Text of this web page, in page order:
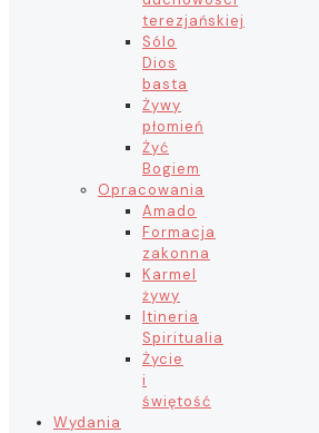
terezjańskiej
Sólo
Dios
basta
Żywy
płomień
Żyć
Bogiem
Opracowania
Amado
Formacja
zakonna
Karmel
żywy
Itineria
Spiritualia
Życie
i
świętość
Wydania